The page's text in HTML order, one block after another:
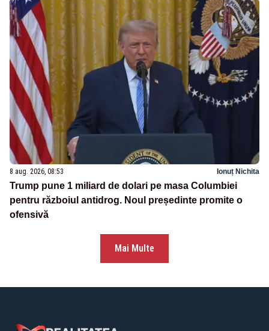
8 aug. 2026, 08:53 Ionuț Nichita
Trump pune 1 miliard de dolari pe masa Columbiei
pentru războiul antidrog. Noul președinte promite o
ofensivă
Mai Multe